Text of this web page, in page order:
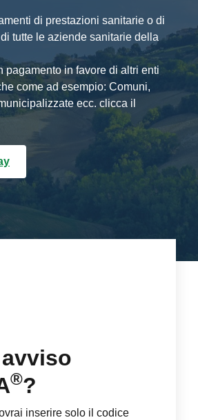
di prestazioni sanitarie o di
tutte le aziende sanitarie della
pagamento in favore di altri enti
come ad esempio: Comuni,
ecc. clicca il
®?
inserire solo il codice